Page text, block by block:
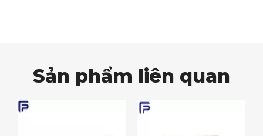
Sản phẩm liên quan